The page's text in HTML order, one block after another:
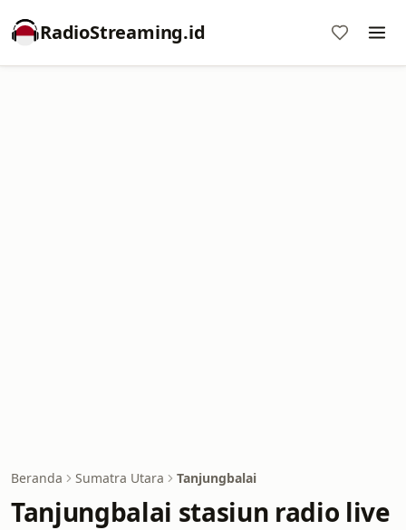
RadioStreaming.id
Beranda Sumatra Utara Tanjungbalai
Tanjungbalai stasiun radio live